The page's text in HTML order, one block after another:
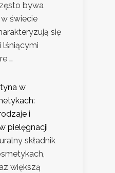
bywa
świecie
się
lśniącymi
…
w
i
pielęgnacji
składnik
większą